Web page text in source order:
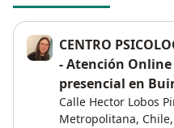
CENTRO
- Atención
presencial en
Calle Hector Lobos
Metropolitana, Chile,